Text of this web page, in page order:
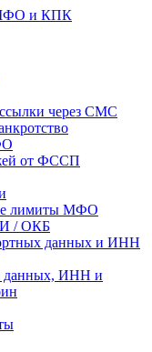
МФО и КПК
через СМС
от ФССП
лимиты МФО
/ ОКБ
данных и ИНН
данных, ИНН и